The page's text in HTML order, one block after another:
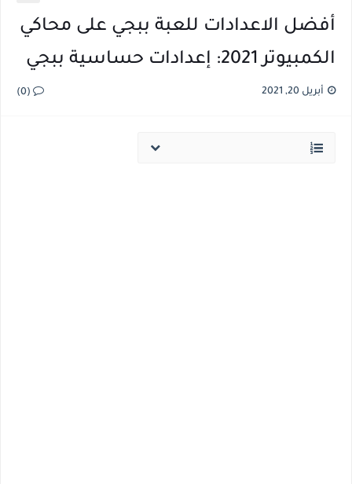
أفضل الاعدادات للعبة ببجي على محاكي
الكمبيوتر 2021: إعدادات حساسية ببجي
أبريل 20, 2021 (0)